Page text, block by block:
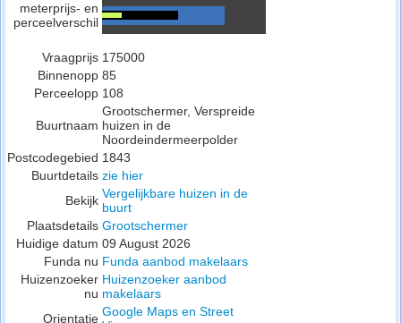
meterprijs- en
perceelverschil
Vraagprijs 175000
Binnenopp 85
Perceelopp 108
Buurtnaam
Grootschermer, Verspreide
huizen in de
Noordeindermeerpolder
Postcodegebied 1843
Buurtdetails zie hier
Bekijk Vergelijkbare huizen in de
buurt
Plaatsdetails Grootschermer
Huidige datum 09 August 2026
Funda nu Funda aanbod makelaars
Huizenzoeker
nu
Huizenzoeker aanbod
makelaars
Orientatie Google Maps en Street